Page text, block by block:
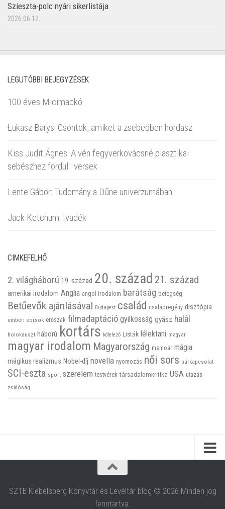
Szieszta-polc nyári sikerlistája
2026.06.12.
LEGUTÓBBI BEJEGYZÉSEK
100 éves Micimackó
Łukasz Barys: Csontok, amiket a zsebedben hordasz
Kiss Judit Ágnes: A vén fegyverkovácsné plasztikai
sebészhez fordul : versek
Lente Gábor: Tudomány a Dűne univerzumában
Jack Ketchum: Ivadék
CIMKEFELHŐ
2. világháború 19. század 20. század 21. század
amerikai irodalom Anglia angol irodalom barátság betegség
Betűevők ajánlásával Budapest család családregény disztópia
emberi sorsok erőszak filmadaptáció gyilkosság gyász halál
holokauszt háború kortárs kötelező Listák lélektani magyar
magyar irodalom Magyarország memoár mágia
mágikus realizmus Nobel-díj novella nyomozás női sors párkapcsolat
SCI-eszta sport szerelem testvérek társadalomkritika USA utazás
zsidóság
SZTE Klebelsberg Könyvtár és Levéltár blog © 2026 Minden jog
fenntartva.